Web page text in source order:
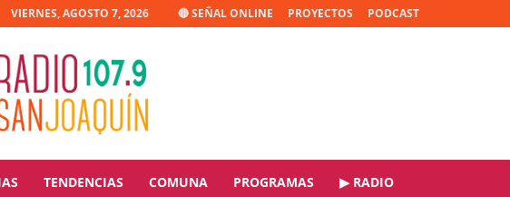
VIERNES, AGOSTO 7, 2026 🔴 SEÑAL ONLINE PROYECTOS PODCAST
Radio
Joaquín
TENDENCIAS COMUNA PROGRAMAS ▶ RADIO